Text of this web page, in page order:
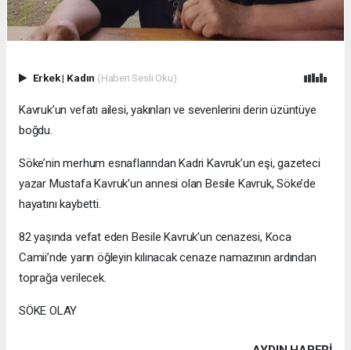
Erkek| Kadın (Haberi Sesli Oku)
Kavruk’un vefatı ailesi, yakınları ve sevenlerini derin üzüntüye
boğdu.
Söke’nin merhum esnaflarından Kadri Kavruk’un eşi, gazeteci
yazar Mustafa Kavruk’un annesi olan Besile Kavruk, Söke’de
hayatını kaybetti.
82 yaşında vefat eden Besile Kavruk’un cenazesi, Koca
Camii’nde yarın öğleyin kılınacak cenaze namazının ardından
toprağa verilecek.
SÖKE OLAY